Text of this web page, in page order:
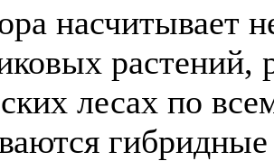
насчитывает
лесах по